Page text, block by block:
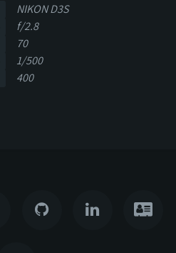
NIKON D3S
f/2.8
70
1/500
400